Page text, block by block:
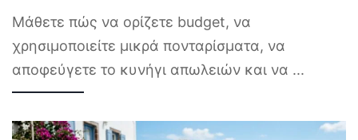
Μάθετε πώς να ορίζετε budget, να
χρησιμοποιείτε μικρά πονταρίσματα, να
αποφεύγετε το κυνήγι απωλειών και να ...